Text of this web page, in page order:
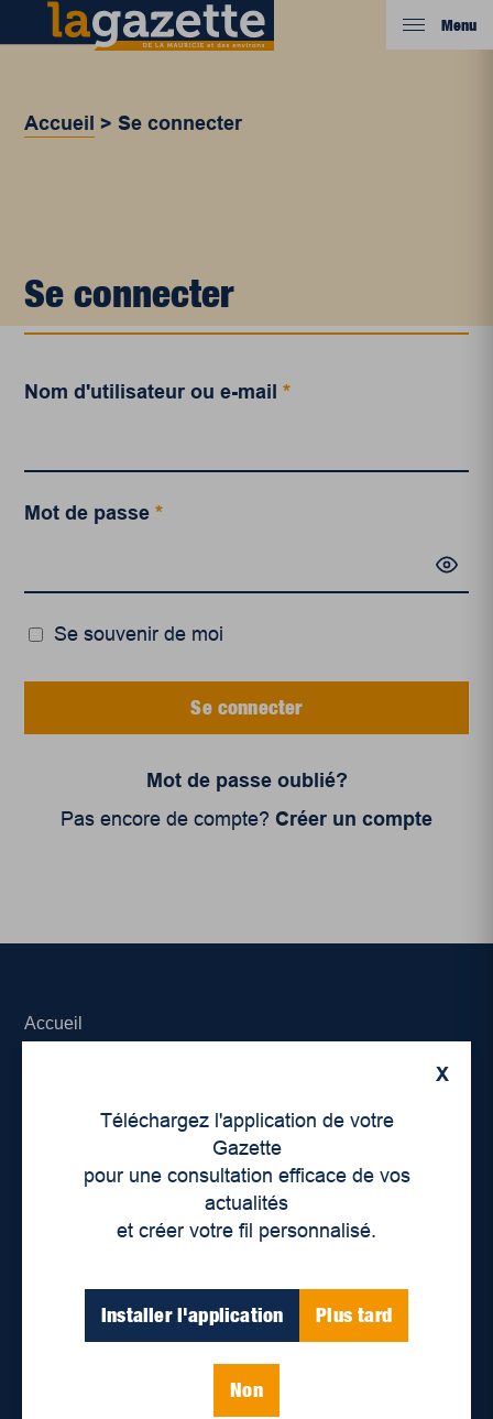
Menu
Accueil >Se connecter
Se connecter
Nom d'utilisateur ou e-mail*
Mot de passe*
Se souvenir de moi
Se connecter
Mot de passe oublié?
Pas encore de compte? Créer un compte
X
Téléchargez l'application de votre
Gazette
pour une consultation efficace de vos
actualités
et créer votre fil personnalisé.
Installer l'application Plus tard
Non
Accueil
Déontologie et confidentialité
Devenir partenaire
Lieux de distribution
Nous joindre
Parutions numériques